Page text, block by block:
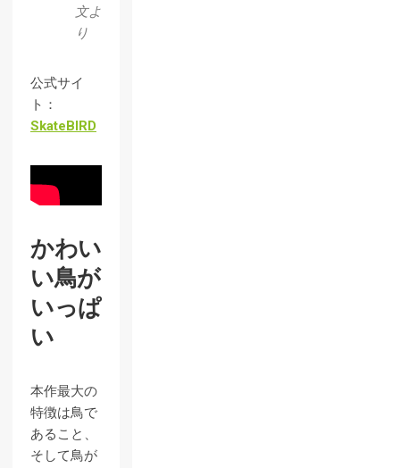
文よ
り
公式サイ
ト：
SkateBIRD
かわい
い鳥が
いっぱ
い
本作最大の
特徴は鳥で
あること、
そして鳥が